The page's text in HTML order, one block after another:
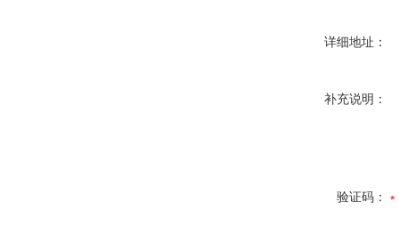
详细地址：
补充说明：
验证码：